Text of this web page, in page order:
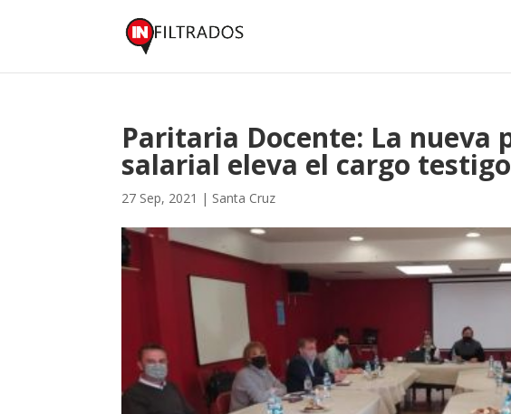
Paritaria Docente: La nueva
salarial eleva el cargo testigo
27 Sep, 2021 | Santa Cruz